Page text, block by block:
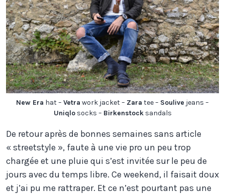
New Era hat – Vetra work jacket – Zara tee – Soulive jeans –
Uniqlosocks – Birkenstocksandals
De retour après de bonnes semaines sans article
« streetstyle », faute à une vie pro un peu trop
chargée et une pluie qui s’est invitée sur le peu de
jours avec du temps libre. Ce weekend, il faisait doux
et j’ai pu me rattraper. Et ce n’est pourtant pas une